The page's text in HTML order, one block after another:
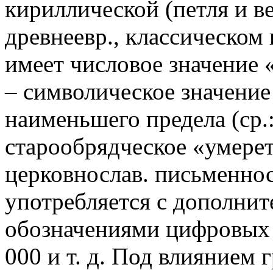
кириллической (петля и
древнеевр.,
имеет числовое значение
– символическое
наименьшего предела
старообрядческое
церковнослав.
употребляется с
обозначениями
000 и т. д. Под влиянием